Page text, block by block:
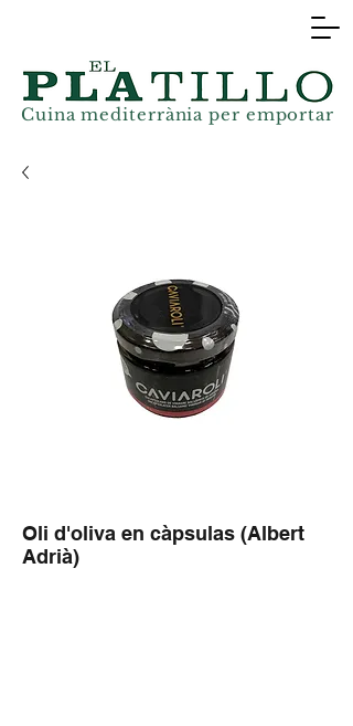
Cuina mediterràniaper emportar
Oli d'oliva en càpsulas (Albert
Adrià)